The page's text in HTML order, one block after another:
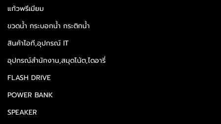
แก้วพรีเมียม
ขวดน้ำ กระบอกน้ำ กระติกน้ำ
สินค้าไอที,อุปกรณ์ IT
อุปกรณ์สำนักงาน,สมุดโน้ต,ไดอารี่
FLASH DRIVE
POWER BANK
SPEAKER